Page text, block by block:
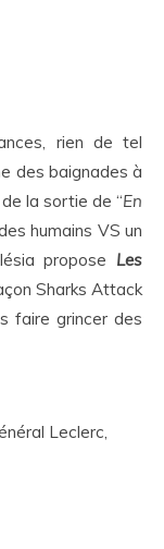
rien de tel
des baignades à
la sortie de “En
humains VS un
propose Les
Sharks Attack
faire grincer des
Leclerc,